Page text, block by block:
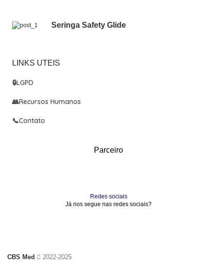
Seringa Safety Glide
LINKS UTEIS
🔒LGPD
👥Recursos Humanos
📞Contato
Parceiro
Redes sociais
Já nos segue nas redes sociais?
CBS Med 2022-2025